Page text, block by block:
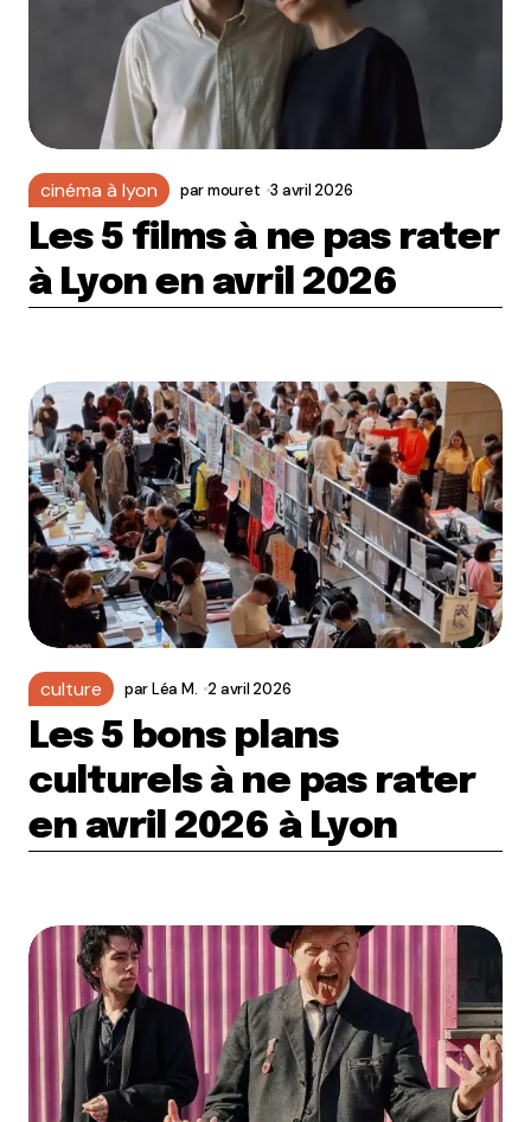
cinéma à lyon parmouret 3 avril 2026
Les 5 films à ne pas rater
à Lyon en avril 2026
culture parLéa M. 2 avril 2026
Les 5 bons plans
culturels à ne pas rater
en avril 2026 à Lyon